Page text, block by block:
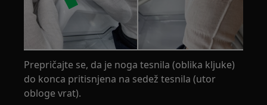
Prepričajte se, da je noga tesnila (oblika kljuke)
do konca pritisnjena na sedež tesnila (utor
obloge vrat).